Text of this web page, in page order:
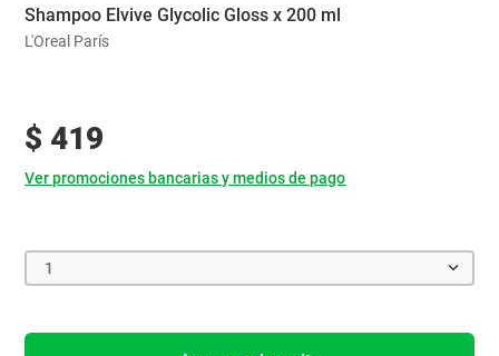
Shampoo Elvive Glycolic Gloss x 200 ml
L'Oreal París
$ 419
Ver promociones bancarias y medios de pago
1